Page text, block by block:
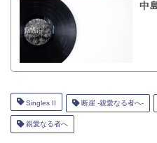
中
Singles II 断崖 -親愛なる者へ-
親愛なる者へ